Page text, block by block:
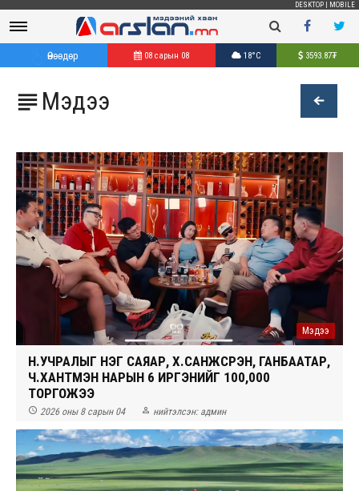
DESKTOP MOBILE
Өнөөдөр 08 сарын 08 18°C 3593.87₮
 Мэдээ
Мэдээ
Н.УЧРАЛЫГ НЭГ САЯАР, Х.САНЖСҮРЭН, ГАНБААТАР,
Ч.ХАНТҮМЭН НАРЫН 6 ИРГЭНИЙГ 100,000
ТОРГОЖЭЭ
 2026 оны 8 сарын 04  нийтэлсэн: админ